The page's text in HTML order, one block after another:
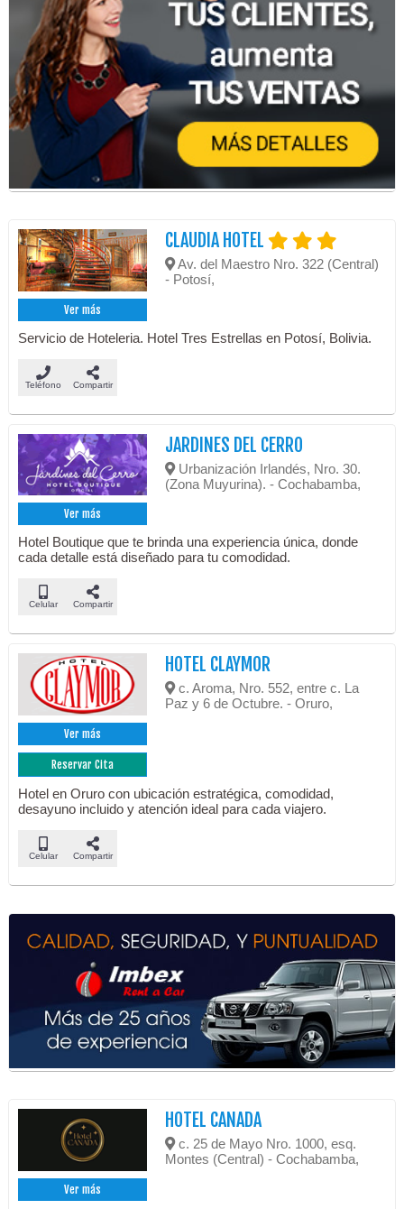
Ver más
CLAUDIA HOTEL
Av. del Maestro Nro. 322 (Central)
- Potosí,
Servicio de Hoteleria. Hotel Tres Estrellas en Potosí, Bolivia.
Teléfono Compartir
Ver más
JARDINES DEL CERRO
Urbanización Irlandés, Nro. 30.
(Zona Muyurina). - Cochabamba,
Hotel Boutique que te brinda una experiencia única, donde
cada detalle está diseñado para tu comodidad.
Celular Compartir
Ver más
Reservar Cita
HOTEL CLAYMOR
c. Aroma, Nro. 552, entre c. La
Paz y 6 de Octubre. - Oruro,
Hotel en Oruro con ubicación estratégica, comodidad,
desayuno incluido y atención ideal para cada viajero.
Celular Compartir
Ver más
HOTEL CANADA
c. 25 de Mayo Nro. 1000, esq.
Montes (Central) - Cochabamba,